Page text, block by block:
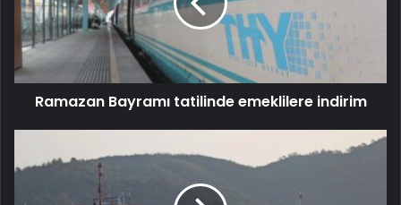
Ramazan Bayramı tatilinde emeklilere indirim